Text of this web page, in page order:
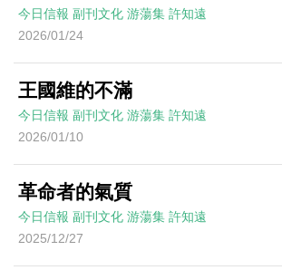
今日信報 副刊文化 游蕩集 許知遠
2026/01/24
王國維的不滿
今日信報 副刊文化 游蕩集 許知遠
2026/01/10
革命者的氣質
今日信報 副刊文化 游蕩集 許知遠
2025/12/27